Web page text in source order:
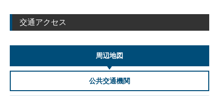
交通アクセス
周辺地図
公共交通機関